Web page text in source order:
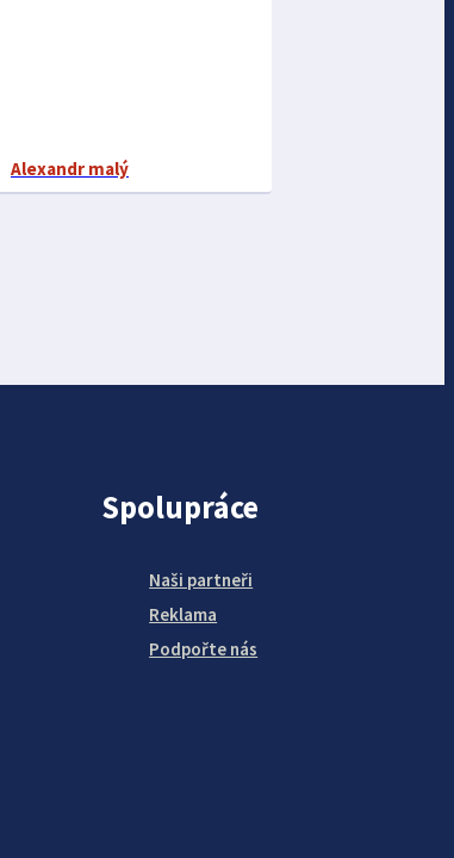
Alexandr malý
Spolupráce
Naši partneři
Reklama
Podpořte nás